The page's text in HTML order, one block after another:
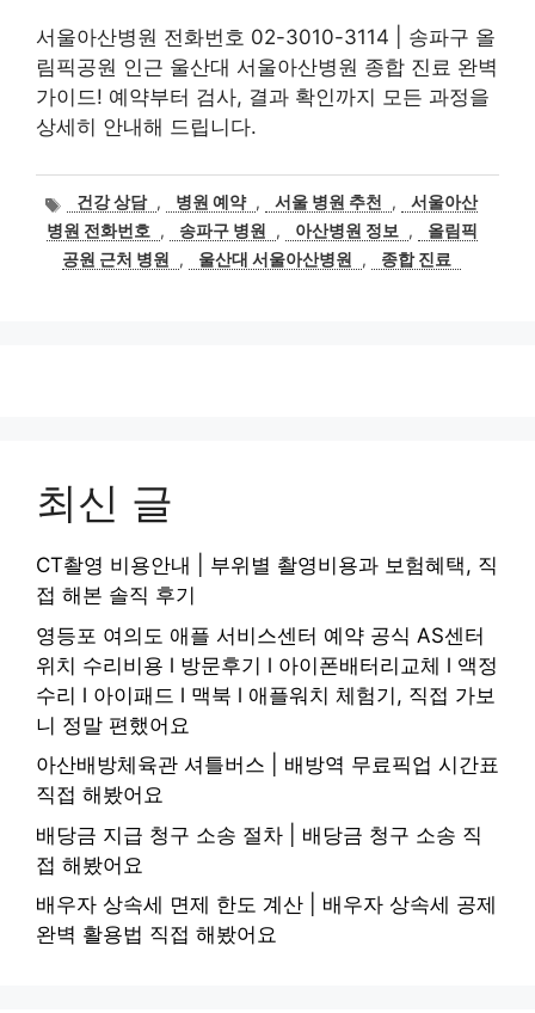
서울아산병원 전화번호 02-3010-3114 | 송파구 올
림픽공원 인근 울산대 서울아산병원 종합 진료 완벽
가이드! 예약부터 검사, 결과 확인까지 모든 과정을
상세히 안내해 드립니다.
태
그
건강 상담 , 병원 예약 , 서울 병원 추천 ,
서울아산
병원 전화번호
, 송파구 병원 , 아산병원 정보 ,
올림픽
공원 근처 병원
, 울산대 서울아산병원 , 종합 진료
최신 글
CT촬영 비용안내 | 부위별 촬영비용과 보험혜택, 직
접 해본 솔직 후기
영등포 여의도 애플 서비스센터 예약 공식 AS센터
위치 수리비용 l 방문후기 l 아이폰배터리교체 l 액정
수리 l 아이패드 l 맥북 l 애플워치 체험기, 직접 가보
니 정말 편했어요
아산배방체육관 셔틀버스 | 배방역 무료픽업 시간표
직접 해봤어요
배당금 지급 청구 소송 절차 | 배당금 청구 소송 직
접 해봤어요
배우자 상속세 면제 한도 계산 | 배우자 상속세 공제
완벽 활용법 직접 해봤어요